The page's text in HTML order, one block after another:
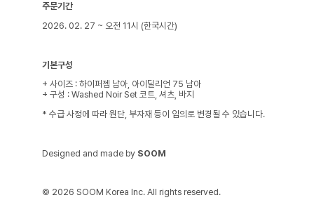
주문기간
2026. 02. 27 ~ 오전 11시 (한국시간)
기본구성
+ 사이즈 : 하이퍼젬 남아, 아이딜리언 75 남아
+ 구성 : Washed Noir Set 코트, 셔츠, 바지
* 수급 사정에 따라 원단, 부자재 등이 임의로 변경될 수 있습니다.
Designed and made by SOOM
© 2026 SOOM Korea Inc. All rights reserved.